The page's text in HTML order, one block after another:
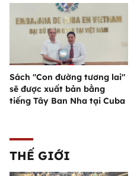
Sách "Con đường tương lai"
sẽ được xuất bản bằng
tiếng Tây Ban Nha tại Cuba
THẾ GIỚI